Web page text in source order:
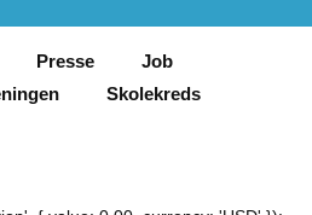
Presse
Job
Skolekreds